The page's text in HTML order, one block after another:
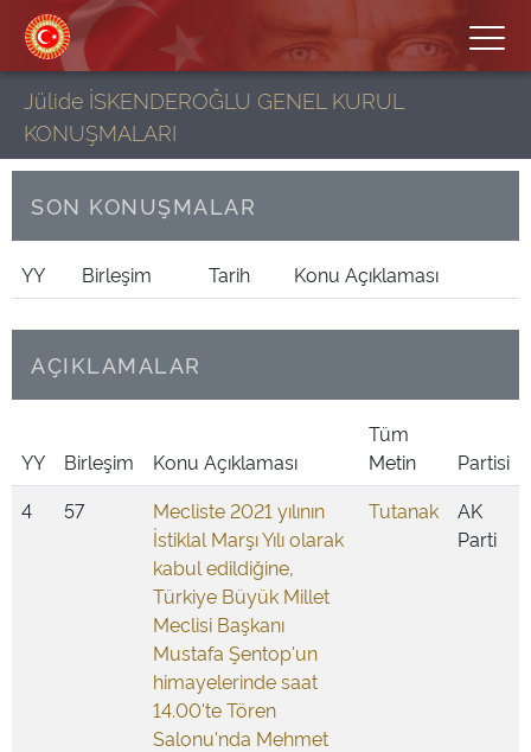
Jülide İSKENDEROĞLU GENEL KURUL
KONUŞMALARI
SON KONUŞMALAR
YY Birleşim Tarih Konu Açıklaması
AÇIKLAMALAR
YY Birleşim Konu Açıklaması
Tüm
Metin
Partisi
4
57
Mecliste 2021 yılının
İstiklal Marşı Yılı olarak
kabul edildiğine,
Türkiye Büyük Millet
Meclisi Başkanı
Mustafa Şentop'un
himayelerinde saat
14.00'te Tören
Salonu'nda Mehmet
Tutanak
AK
Parti